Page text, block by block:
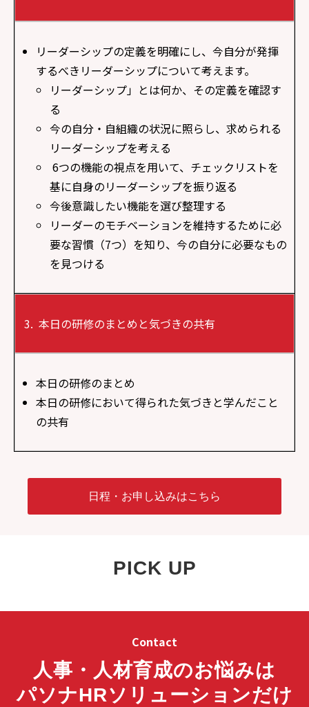
リーダーシップの定義を明確にし、今自分が発揮
するべきリーダーシップについて考えます。
リーダーシップ」とは何か、その定義を確認す
る
今の自分・自組織の状況に照らし、求められる
リーダーシップを考える
6つの機能の視点を用いて、チェックリストを
基に自身のリーダーシップを振り返る
今後意識したい機能を選び整理する
リーダーのモチベーションを維持するために必
要な習慣（7つ）を知り、今の自分に必要なもの
を見つける
本日の研修のまとめと気づきの共有
本日の研修のまとめ​
本日の研修において得られた気づきと学んだこと
の共有
日程・お申し込みはこちら
PICK UP
Contact
人事・人材育成のお悩みは
パソナHRソリューションだけ